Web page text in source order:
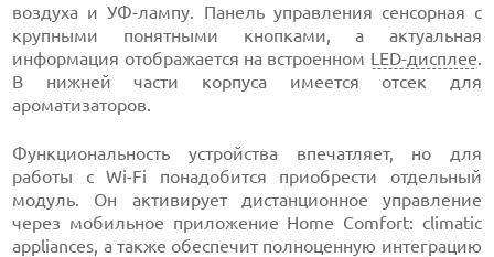
воздуха и УФ-лампу. Панель управления сенсорная с
крупными понятными кнопками, а актуальная
информация отображается на встроенном LED-дисплее.
В нижней части корпуса имеется отсек для
ароматизаторов.
Функциональность устройства впечатляет, но для
работы с Wi-Fi понадобится приобрести отдельный
модуль. Он активирует дистанционное управление
через мобильное приложение Home Comfort: climatic
appliances, а также обеспечит полноценную интеграцию